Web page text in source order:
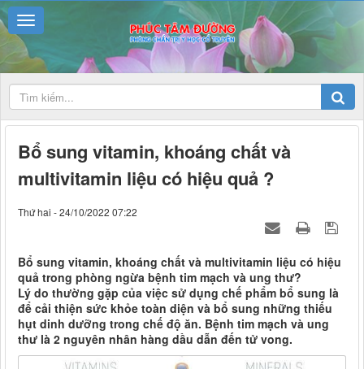
Bổ sung vitamin, khoáng chất và
multivitamin liệu có hiệu quả ?
Thứ hai - 24/10/2022 07:22
Bổ sung vitamin, khoáng chất và multivitamin liệu có hiệu
quả trong phòng ngừa bệnh tim mạch và ung thư?
Lý do thường gặp của việc sử dụng chế phẩm bổ sung là
để cải thiện sức khỏe toàn diện và bổ sung những thiếu
hụt dinh dưỡng trong chế độ ăn. Bệnh tim mạch và ung
thư là 2 nguyên nhân hàng dầu dẫn đến tử vong.